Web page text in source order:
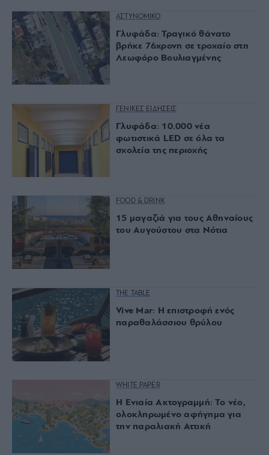
ΑΣΤΥΝΟΜΙΚΟ
Γλυφάδα: Τραγικό θάνατο
βρήκε 76χρονη σε τροχαίο στη
Λεωφόρο Βουλιαγμένης
ΓΕΝΙΚΕΣ ΕΙΔΗΣΕΙΣ
Γλυφάδα: 10.000 νέα
φωτιστικά LED σε όλα τα
σχολεία της περιοχής
FOOD & DRINK
15 μαγαζιά για τους Αθηναίους
του Αυγούστου στα Νότια
THE TABLE
Vive Mar: Η επιστροφή ενός
παραθαλάσσιου θρύλου
WHITE PAPER
Η Ενιαία Ακτογραμμή: Το νέο,
ολοκληρωμένο αφήγημα για
την παραλιακή Αττική